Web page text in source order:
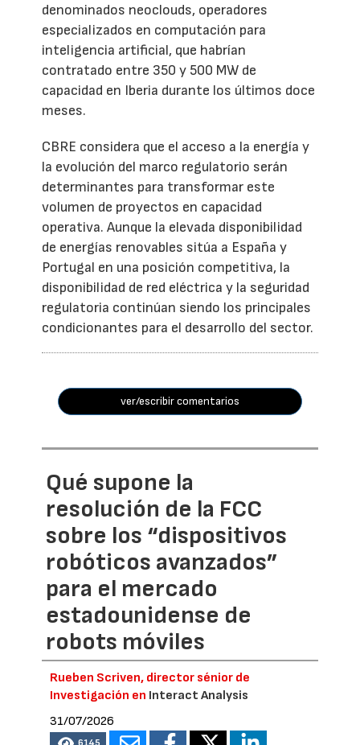
denominados neoclouds, operadores
especializados en computación para
inteligencia artificial, que habrían
contratado entre 350 y 500 MW de
capacidad en Iberia durante los últimos doce
meses.
CBRE considera que el acceso a la energía y
la evolución del marco regulatorio serán
determinantes para transformar este
volumen de proyectos en capacidad
operativa. Aunque la elevada disponibilidad
de energías renovables sitúa a España y
Portugal en una posición competitiva, la
disponibilidad de red eléctrica y la seguridad
regulatoria continúan siendo los principales
condicionantes para el desarrollo del sector.
ver/escribir comentarios
Qué supone la
resolución de la FCC
sobre los “dispositivos
robóticos avanzados”
para el mercado
estadounidense de
robots móviles
Rueben Scriven, director sénior de
Investigación en Interact Analysis
31/07/2026